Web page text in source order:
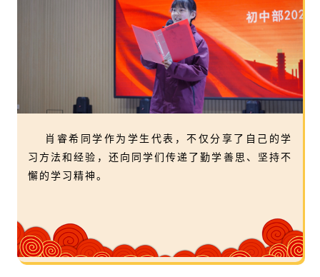
肖睿希同学作为学生代表，不仅分享了自己的学
习方法和经验，还向同学们传递了勤学善思、坚持不
懈的学习精神。